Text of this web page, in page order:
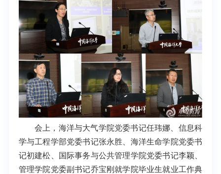
会上，海洋与大气学院党委书记任玮娜、信息科
学与工程学部党委书记张永胜、海洋生命学院党委书
记初建松、国际事务与公共管理学院党委书记李颖、
管理学院党委副书记乔宝刚就学院毕业生就业工作典